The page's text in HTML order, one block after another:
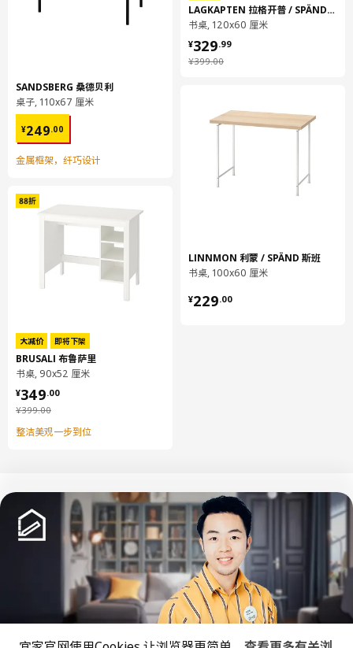
这款桌子专为家用设计，符合以下标准中关于耐用和稳定特性的要
求：EN 12521和EN 1730。
Johan Kroon
商品尺寸和包装信息
商品尺寸
宽度
100 厘米
深度
36 厘米
74 厘米
最大可承重
25 公斤
包装数量
1
SANDSBERG 桑德贝利
桌子, 110x67 厘米
¥249.00
¥ 249.00
金属框架，纤巧设计
大减价 即将下架
BRUSALI 布鲁萨里
书桌, 90x52 厘米
¥399.00
¥ 399.00
¥349.00
¥ 349.00
整洁美观一步到位
LAGKAPTEN 拉格开普 / SPÄND 斯班
书桌, 120x60 厘米
¥399.00
¥ 399.00
¥329.99
¥ 329.99
LINNMON 利蒙 / SPÄND 斯班
书桌, 100x60 厘米
¥229.00
¥ 229.00
中文 English
© Inter IKEA Systems B.V. 1999-2026